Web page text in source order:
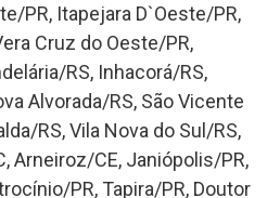
PR, Itapejara D`Oeste/PR,
Cruz do Oeste/PR,
RS, Inhacorá/RS,
Alvorada/RS, São Vicente
RS, Vila Nova do Sul/RS,
Arneiroz/CE, Janiópolis/PR,
PR, Tapira/PR, Doutor